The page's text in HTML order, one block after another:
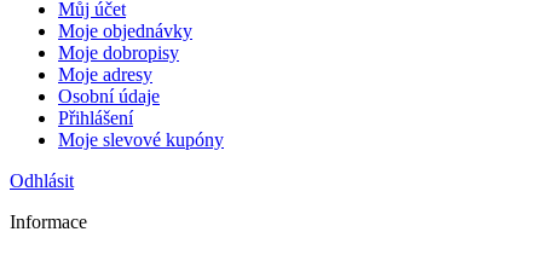
Můj účet
Moje objednávky
Moje dobropisy
Moje adresy
Osobní údaje
Přihlášení
Moje slevové kupóny
Odhlásit
Informace